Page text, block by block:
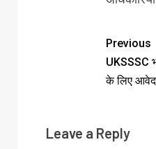
Previous
UKSSSC
के लिए
Leave a Reply